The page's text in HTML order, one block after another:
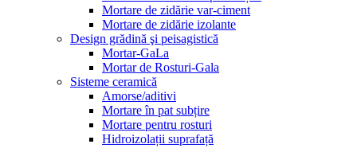
Mortare de zidărie var-ciment
Mortare de zidărie izolante
Design grădină şi peisagistică
Mortar-GaLa
Mortar de Rosturi-Gala
Sisteme ceramică
Amorse/aditivi
Mortare în pat subțire
Mortare pentru rosturi
Hidroizolații suprafață